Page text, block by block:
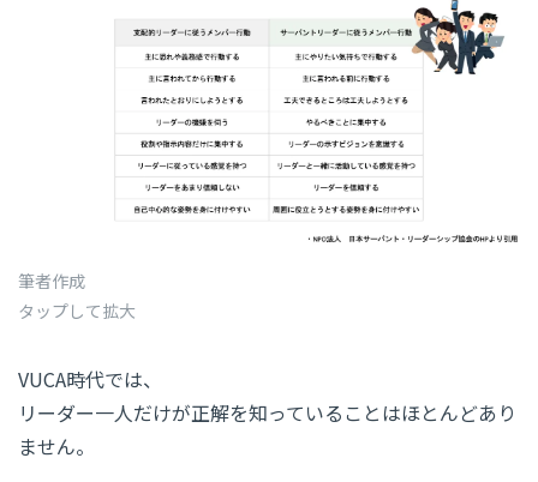
筆者作成
タップして拡大
VUCA時代では、
リーダー一人だけが正解を知っていることはほとんどあり
ません。